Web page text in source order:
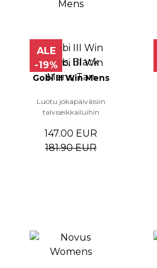
ALE
-19%
Gobi III Win Mens
Luotu jokapäiväisiin
talviseikkailuihin
147.00 EUR
181.90 EUR